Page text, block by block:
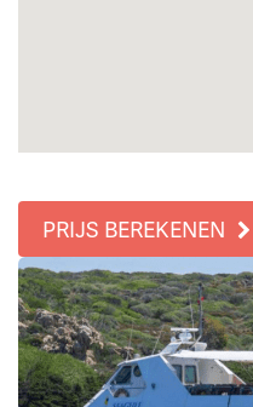
PRIJS BEREKENEN